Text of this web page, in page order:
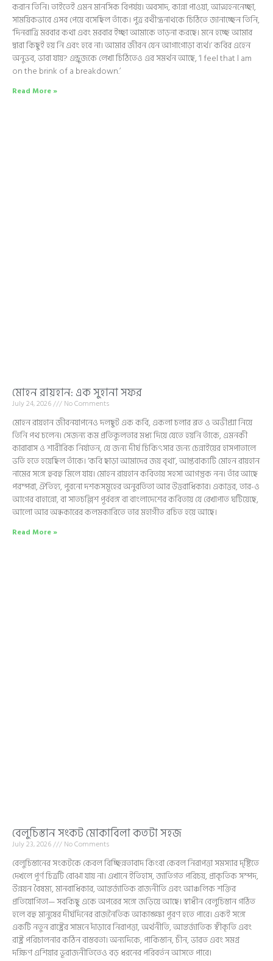
করান তিনি। তাইতেই এমন মানসিক বিপর্যয়। অবসাদ, কান্না পাওয়া, আত্মহননেচ্ছা,
সাময়িকভাবে এসব পেয়ে বসেছিল তাঁকে। পুত্র রথীন্দ্রনাথকে চিঠিতে জানাচ্ছেন তিনি,
‘দিনরাত্রি মরবার কথা এবং মরবার ইচ্ছা আমাকে তাড়না করছে। মনে হচ্ছে আমার
দ্বারা কিছুই হয় নি এবং হবে না। আমার জীবন যেন আগাগোড়া ব্যর্থ।’ কবির এহেন
অনুভব, ভাবা যায়? এন্ড্রুজকে লেখা চিঠিতেও এর সমর্থন আছে, ‘l feel that l am
on the brink of a breakdown.’
Read More »
মোহন রায়হান: এক সুহানা সফর
July 24, 2026 No Comments
মোহন রায়হান জীবনযাপনেও দলছুট এক কবি, একলা চলার ব্রত ও অভীপ্সা নিয়ে
তিনি পথ চলেন। সেজন্য কম প্রতিকূলতার মধ্য দিয়ে যেতে হয়নি তাঁকে, এমনকী
কারাবাস ও শারীরিক নির্যাতন, যে জন্য দীর্ঘ চিকিৎসার জন্য চেন্নাইয়ের হাসপাতালে
ভর্তি হতে হয়েছিল তাঁকে। ‘কবি ছাড়া আমাদের জয় বৃথা’, আপ্তবাক্যটি মোহন রায়হান
নামের সঙ্গে হুবহু মিলে যায়। মোহন রায়হান কবিতায় সহসা আগন্তুক নন। তাঁর আছে
পরম্পরা, ঐতিহ্য, পুরনো দশকসমূহের অনুবর্তিতা আর উত্তরাধিকার। একাত্তর, তার-ও
আগের বাহান্নো, বা সাতচল্লিশ পূর্ববঙ্গ বা বাংলাদেশের কবিতায় যে রেখাপাত ঘটিয়েছে,
আলো আর অন্ধকারের কলমকারিতে তার মহাগীত রচিত হয়ে আছে।
Read More »
বেলুচিস্তান সংকট মোকাবিলা কতটা সহজ
July 23, 2026 No Comments
বেলুচিস্তানের সংকটকে কেবল বিচ্ছিন্নতাবাদ কিংবা কেবল নিরাপত্তা সমস্যার দৃষ্টিতে
দেখলে পূর্ণ চিত্রটি বোঝা যায় না। এখানে ইতিহাস, জাতিগত পরিচয়, প্রাকৃতিক সম্পদ,
উন্নয়ন বৈষম্য, মানবাধিকার, আন্তর্জাতিক রাজনীতি এবং আঞ্চলিক শক্তির
প্রতিযোগিতা— সবকিছু একে অপরের সঙ্গে জড়িয়ে আছে। স্বাধীন বেলুচিস্তান গঠিত
হলে বহু মানুষের দীর্ঘদিনের রাজনৈতিক আকাঙ্ক্ষা পূরণ হতে পারে। একই সঙ্গে
একটি নতুন রাষ্ট্রের সামনে দাঁড়াবে নিরাপত্তা, অর্থনীতি, আন্তর্জাতিক স্বীকৃতি এবং
রাষ্ট্র পরিচালনার কঠিন বাস্তবতা। অন্যদিকে, পাকিস্তান, চীন, ভারত এবং সমগ্র
দক্ষিণ এশিয়ার ভূরাজনীতিতেও বড় ধরনের পরিবর্তন আসতে পারে।